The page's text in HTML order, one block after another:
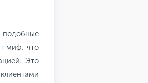
миф, что
Это